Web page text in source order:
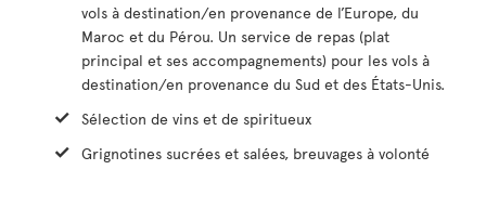
vols à destination/en provenance de l’Europe, du
Maroc et du Pérou. Un service de repas (plat
principal et ses accompagnements) pour les vols à
destination/en provenance du Sud et des États-Unis.
Sélection de vins et de spiritueux
Grignotines sucrées et salées, breuvages à volonté